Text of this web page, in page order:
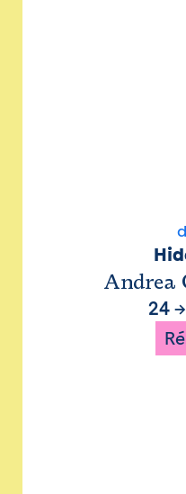
Andrea
24→